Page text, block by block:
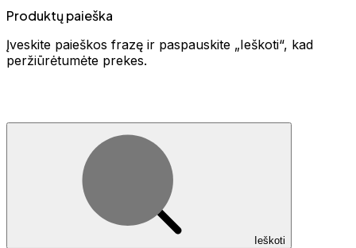
Produktų paieška
Įveskite paieškos frazę ir paspauskite „Ieškoti“, kad
peržiūrėtumėte prekes.
Ieškoti